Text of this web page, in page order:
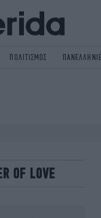
ΠΟΛΙΤΙΣΜΟΣ
OF LOVE